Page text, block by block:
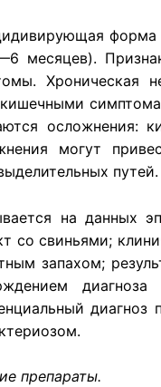
форма
месяцев).
Хроническая
осложнения:
могут
путей.
на данных
со свиньями;
запахом;
диагноз
препараты.